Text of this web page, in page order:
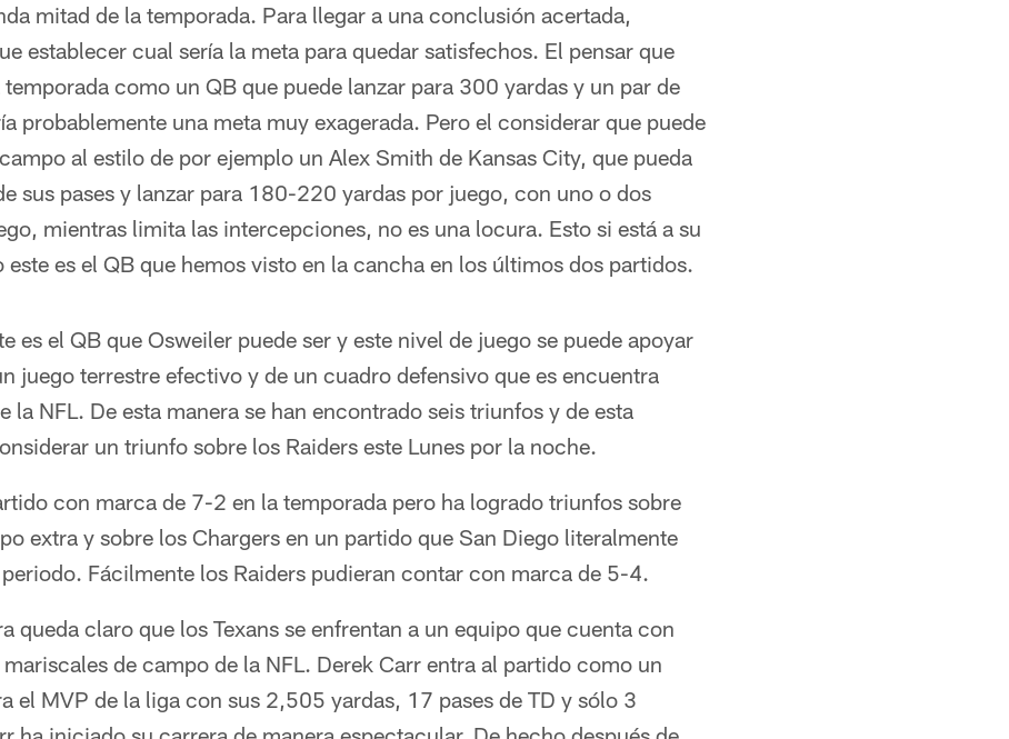
mitad de la temporada. Para llegar a una conclusión acertada,
establecer cual sería la meta para quedar satisfechos. El pensar que
como un QB que puede lanzar para 300 yardas y un par de
probablemente una meta muy exagerada. Pero el considerar que puede
al estilo de por ejemplo un Alex Smith de Kansas City, que pueda
sus pases y lanzar para 180-220 yardas por juego, con uno o dos
mientras limita las intercepciones, no es una locura. Esto si está a su
es el QB que hemos visto en la cancha en los últimos dos partidos.
es el QB que Osweiler puede ser y este nivel de juego se puede apoyar
juego terrestre efectivo y de un cuadro defensivo que es encuentra
la NFL. De esta manera se han encontrado seis triunfos y de esta
un triunfo sobre los Raiders este Lunes por la noche.
con marca de 7-2 en la temporada pero ha logrado triunfos sobre
extra y sobre los Chargers en un partido que San Diego literalmente
Fácilmente los Raiders pudieran contar con marca de 5-4.
queda claro que los Texans se enfrentan a un equipo que cuenta con
de campo de la NFL. Derek Carr entra al partido como un
el MVP de la liga con sus 2,505 yardas, 17 pases de TD y sólo 3